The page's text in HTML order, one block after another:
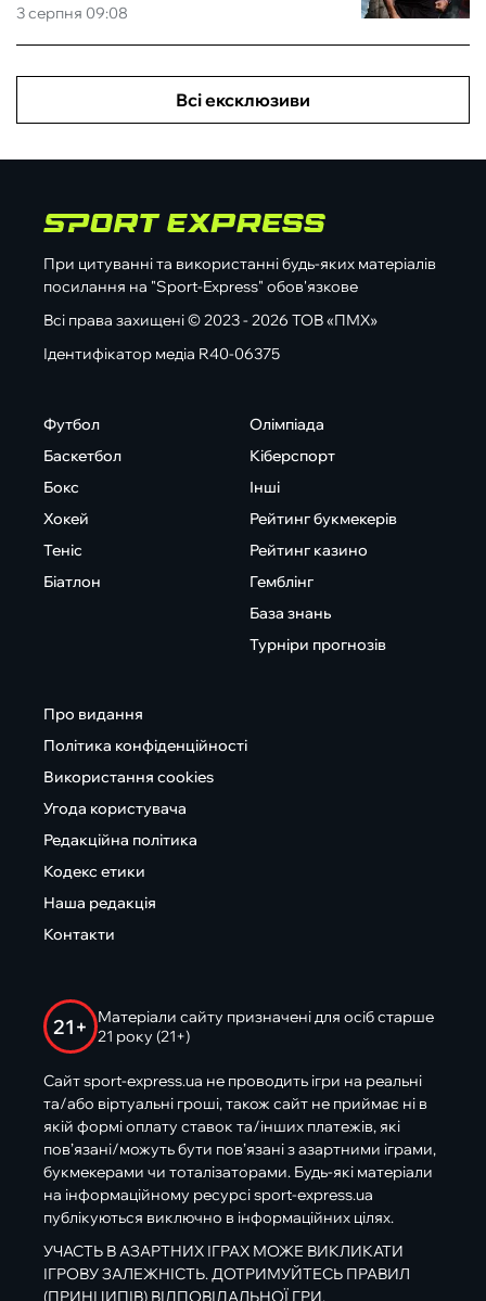
3 серпня 09:08
Всі ексклюзиви
При цитуванні та використанні будь-яких матеріалів
посилання на "Sport-Express" обов'язкове
Всі права захищені © 2023 - 2026 ТОВ «ПМХ»
Ідентифікатор медіа R40-06375
Футбол
Баскетбол
Бокс
Хокей
Теніс
Біатлон
Олімпіада
Кіберспорт
Інші
Рейтинг букмекерів
Рейтинг казино
Гемблінг
База знань
Турніри прогнозів
Про видання
Політика конфіденційності
Використання cookies
Угода користувача
Редакційна політика
Кодекс етики
Наша редакція
Контакти
21+
Матеріали сайту призначені для осіб старше
21 року (21+)
Сайт sport-express.ua не проводить ігри на реальні
та/або віртуальні гроші, також сайт не приймає ні в
якій формі оплату ставок та/інших платежів, які
пов’язані/можуть бути пов’язані з азартними іграми,
букмекерами чи тоталізаторами. Будь-які матеріали
на інформаційному ресурсі sport-express.ua
публікуються виключно в інформаційних цілях.
УЧАСТЬ В АЗАРТНИХ ІГРАХ МОЖЕ ВИКЛИКАТИ
ІГРОВУ ЗАЛЕЖНІСТЬ. ДОТРИМУЙТЕСЬ ПРАВИЛ
(ПРИНЦИПІВ) ВІДПОВІДАЛЬНОЇ ГРИ.